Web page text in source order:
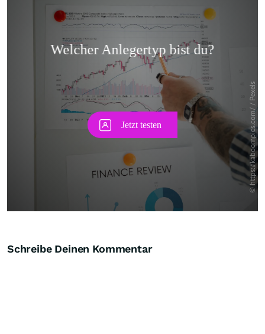
Schreibe Deinen Kommentar